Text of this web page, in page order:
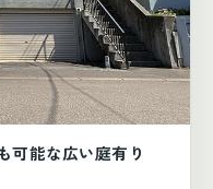
可能な広い庭有り